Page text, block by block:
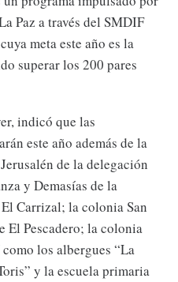
Paz a través del SMDIF
meta este año es la
superar los 200 pares
indicó que las
este año además de la
de la delegación
y Demasías de la
Carrizal; la colonia San
El Pescadero; la colonia
los albergues “La
y la escuela primaria